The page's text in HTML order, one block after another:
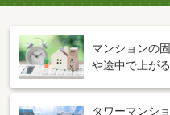
マンションの
や途中で上が
タワーマンシ